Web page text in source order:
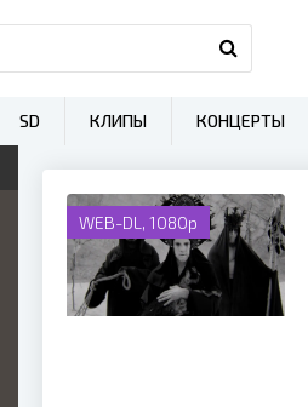
WEB-DL, 1080p
SD КЛИПЫ КОНЦЕРТЫ